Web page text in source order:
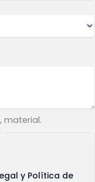
material.
y Política de